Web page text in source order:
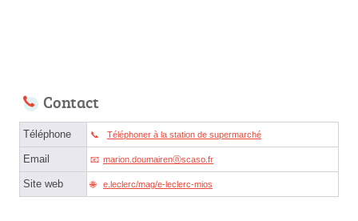
Contact
Téléphone Téléphoner à la station de supermarché
Email marion.doumairenⓐscaso.fr
Site web e.leclerc/mag/e-leclerc-mios